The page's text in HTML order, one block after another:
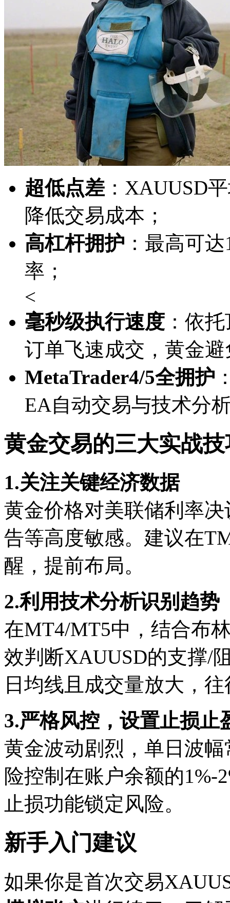
超低点差 ：XAUUSD
降低交易成本；
高杠杆拥护 ：最高可
率；
<
毫秒级执行速度 ：依
订单飞速成交，黄金
MetaTrader4/5全拥护
EA自动交易与技术分
黄金交易的三大实战技
1.关注关键经济数据
黄金价格对美联储利率
告等高度敏感。建议在
醒，提前布局。
2.利用技术分析识别趋势
在MT4/MT5中，结合布
效判断XAUUSD的支撑/
日均线且成交量放大，
3.严格风控，设置止损止
黄金波动剧烈，单日波
险控制在账户余额的1%-
止损功能锁定风险。
新手入门建议
如果你是首次交易